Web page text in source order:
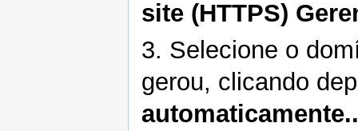
site (HTTPS)
3. Selecione o
gerou, clicando